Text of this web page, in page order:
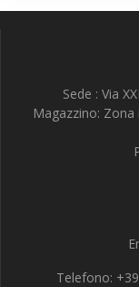
Sede : Via
Magazzino:
Telefono: